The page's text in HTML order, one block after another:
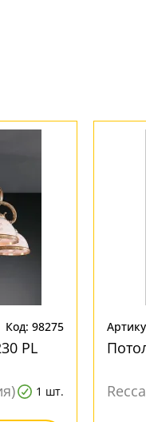
Код: 98275
PL
1 шт.